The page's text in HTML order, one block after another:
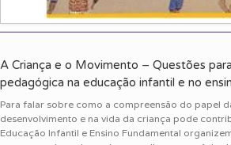
A Criança e o Movimento – Questões
pedagógica na educação infantil e no
Para falar sobre como a compreensão do papel
desenvolvimento e na vida da criança pode
Educação Infantil e Ensino Fundamental